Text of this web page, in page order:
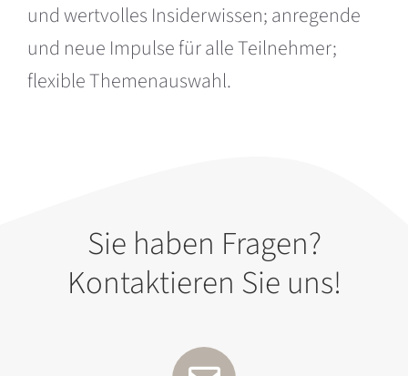
und wertvolles Insiderwissen; anregende
und neue Impulse für alle Teilnehmer;
flexible Themenauswahl.
Sie haben Fragen?
Kontaktieren Sie uns!